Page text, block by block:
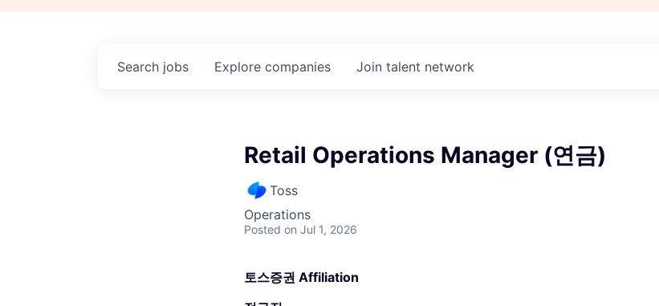
Search jobs Explore companies Join talent network
Retail Operations Manager (연금)
Toss
Operations
Posted on Jul 1, 2026
토스증권 Affiliation